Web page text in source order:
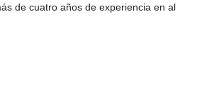
de cuatro años de experiencia en al